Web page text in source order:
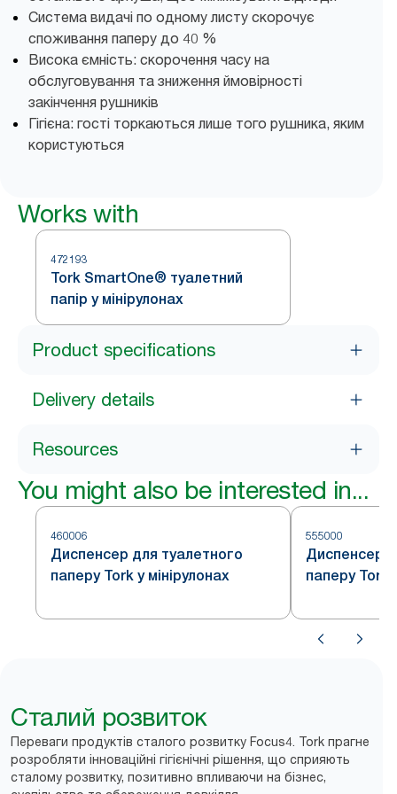
Система видачі по одному листу скорочує
споживання паперу до 40 %
Висока ємність: скорочення часу на
обслуговування та зниження ймовірності
закінчення рушників
Гігієна: гості торкаються лише того рушника, яким
користуються
Works with
472193
Tork SmartOne® туалетний
папір у мінірулонах
Product specifications
Delivery details
Resources
You might also be interested in...
460006
Диспенсер для туалетного
паперу Tork у мінірулонах
555000
Диспенсер
паперу Tork
Сталий розвиток
Переваги продуктів сталого розвитку Focus4. Tork прагне
розробляти інноваційні гігієнічні рішення, що сприяють
сталому розвитку, позитивно впливаючи на бізнес,